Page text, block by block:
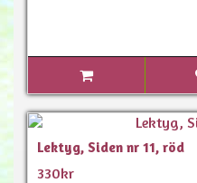
Lektyg, Siden nr 11, röd
330kr